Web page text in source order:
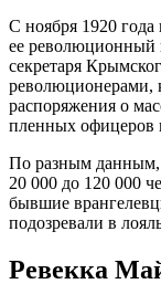
С ноября 1920 года
ее революционный
секретаря
революционерами,
распоряжения о
пленных офицеров
По разным данным,
20 000 до 120 000
бывшие
подозревали в
Ревекка